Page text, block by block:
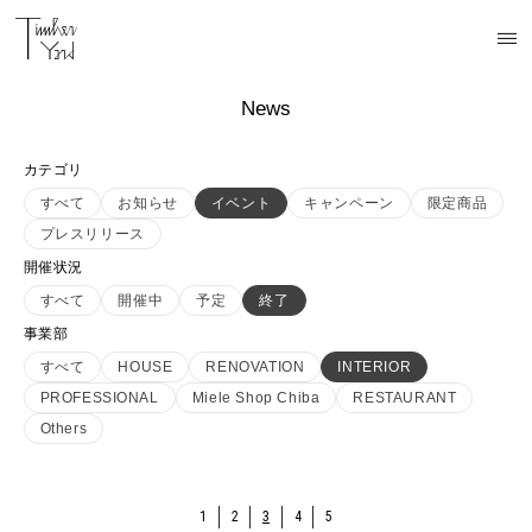
News
カテゴリ
すべて
お知らせ イベント キャンペーン
限定商品
プレスリリース
開催状況
すべて
開催中 予定
終了
事業部
すべて
HOUSE RENOVATION
INTERIOR
PROFESSIONAL
Miele Shop Chiba
RESTAURANT
Others
1 2 3 4 5